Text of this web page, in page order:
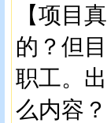
【项目
的？但
职工。
么内容